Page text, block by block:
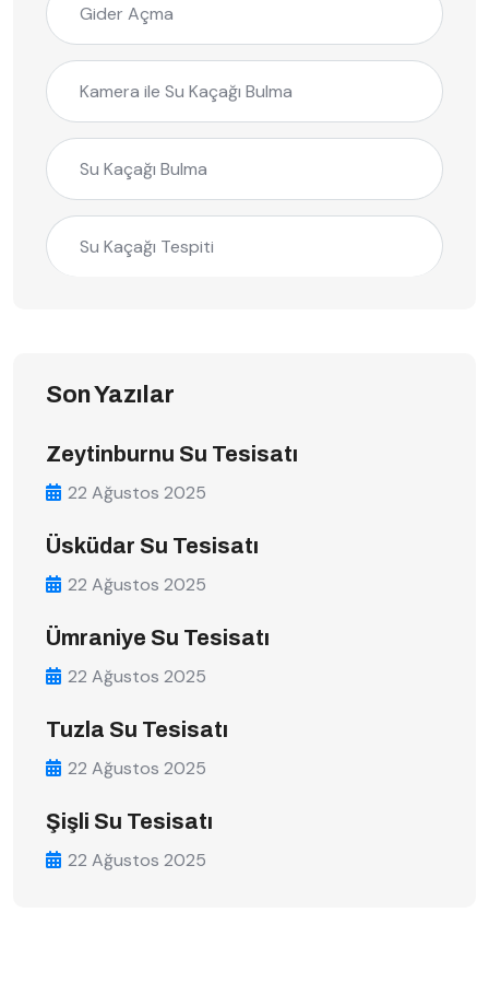
Gider Açma
Kamera ile Su Kaçağı Bulma
Su Kaçağı Bulma
Su Kaçağı Tespiti
Son Yazılar
Zeytinburnu Su Tesisatı
22 Ağustos 2025
Üsküdar Su Tesisatı
22 Ağustos 2025
Ümraniye Su Tesisatı
22 Ağustos 2025
Tuzla Su Tesisatı
22 Ağustos 2025
Şişli Su Tesisatı
22 Ağustos 2025